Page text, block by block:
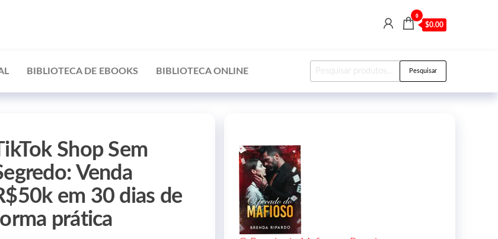
0
$0.00
BIBLIOTECA DE EBOOKS BIBLIOTECA ONLINE Pesquisar
Shop Sem
Venda
em 30 dias de
prática